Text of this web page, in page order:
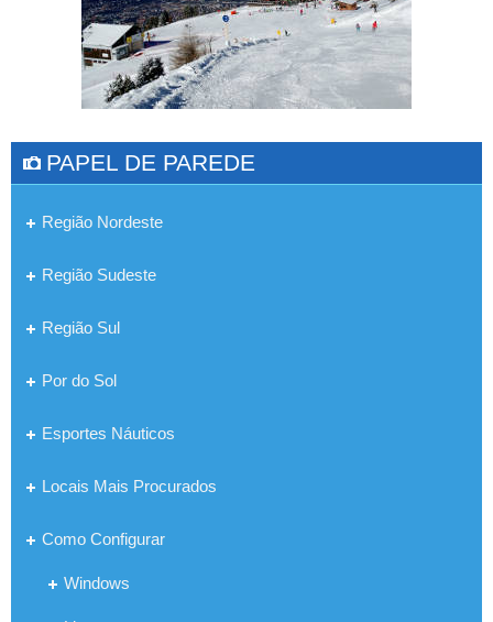
PAPEL DE PAREDE
Região Nordeste
Região Sudeste
Região Sul
Por do Sol
Esportes Náuticos
Locais Mais Procurados
Como Configurar
Windows